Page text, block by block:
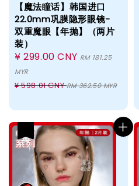
【魔法瞳话】韩国进口
22.0mm巩膜隐形眼镜-
双重魔眼【年抛】（两片
装）
Sale
price
¥ 299.00 CNY RM 181.25
MYR
Regular
¥ 598.01 CNYRM 362.50 MYR